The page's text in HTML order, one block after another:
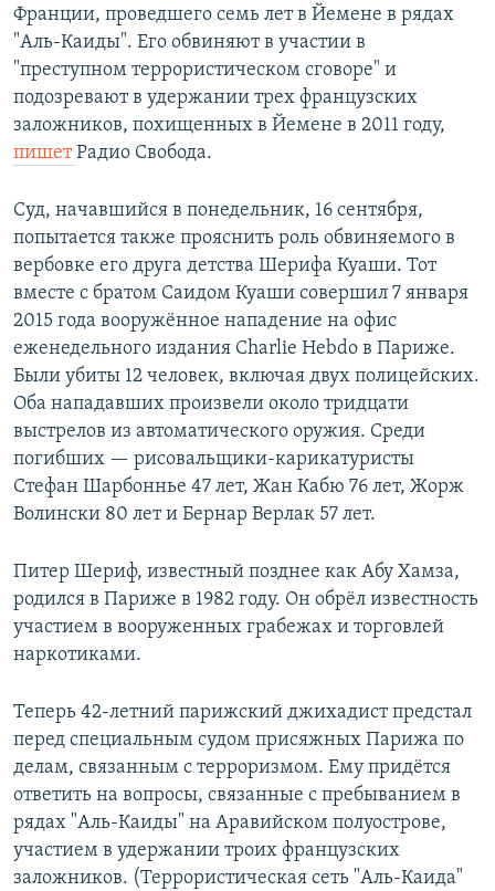
Франции, проведшего семь лет в Йемене в рядах
"Аль-Каиды". Его обвиняют в участии в
"преступном террористическом сговоре" и
подозревают в удержании трех французских
заложников, похищенных в Йемене в 2011 году,
пишетРадио Свобода.
Суд, начавшийся в понедельник, 16 сентября,
попытается также прояснить роль обвиняемого в
вербовке его друга детства Шерифа Куаши. Тот
вместе с братом Саидом Куаши совершил 7 января
2015 года вооружённое нападение на офис
еженедельного издания Charlie Hebdo в Париже.
Были убиты 12 человек, включая двух полицейских.
Оба нападавших произвели около тридцати
выстрелов из автоматического оружия. Среди
погибших — рисовальщики-карикатуристы
Стефан Шарбоннье 47 лет, Жан Кабю 76 лет, Жорж
Волински 80 лет и Бернар Верлак 57 лет.
Питер Шериф, известный позднее как Абу Хамза,
родился в Париже в 1982 году. Он обрёл известность
участием в вооруженных грабежах и торговлей
наркотиками.
Теперь 42-летний парижский джихадист предстал
перед специальным судом присяжных Парижа по
делам, связанным с терроризмом. Ему придётся
ответить на вопросы, связанные с пребыванием в
рядах "Аль-Каиды" на Аравийском полуострове,
участием в удержании троих французских
заложников. (Террористическая сеть "Аль-Каида"